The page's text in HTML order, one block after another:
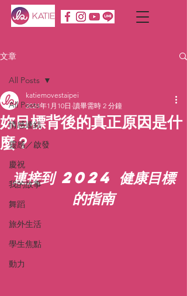
文章
All Posts
情感連結
靈感／啟發
慶祝
我的故事
舞蹈
旅外生活
學生焦點
動力
All Posts
妳目標背後的真正原因是什
麼？
katiemovestaipei
2024年1月10日 讀畢需時 2 分鐘
連接到 2024 健康目標
的指南